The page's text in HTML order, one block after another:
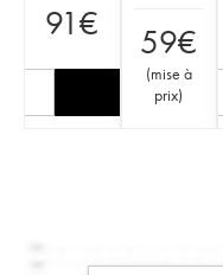
91€ 59€
(mise à
prix)